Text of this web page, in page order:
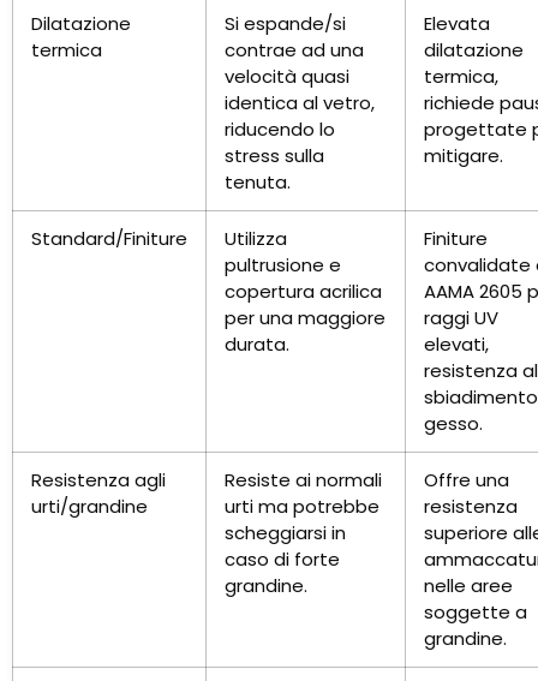
Dilatazione
termica
Si espande/si
contrae ad una
velocità quasi
identica al vetro,
riducendo lo
stress sulla
tenuta.
Elevata
dilatazione
termica,
richiede
progettate
mitigare.
Standard/Finiture
Utilizza
pultrusione e
copertura acrilica
per una maggiore
durata.
Finiture
convalidate
AAMA 2605
raggi UV
elevati,
resistenza
gesso.
Resistenza agli
urti/grandine
Resiste ai normali
urti ma potrebbe
scheggiarsi in
caso di forte
grandine.
Offre una
resistenza
superiore
nelle aree
soggette a
grandine.